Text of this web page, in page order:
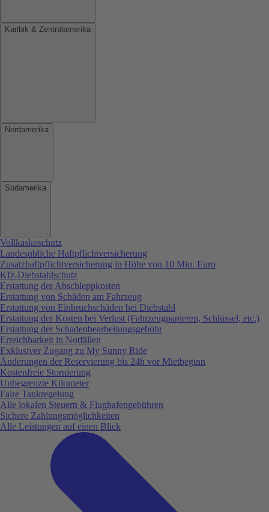
Karibik & Zentralamerika
Nordamerika
Südamerika
Vollkaskoschutz
Landesübliche Haftpflichtversicherung
Zusatzhaftpflichtversicherung in Höhe von 10 Mio. Euro
Kfz-Diebstahlschutz
Erstattung der Abschleppkosten
Erstattung von Schäden am Fahrzeug
Erstattung von Einbruchschäden bei Diebstahl
Erstattung der Kosten bei Verlust (Fahrzeugpapieren, Schlüssel, etc.)
Erstattung der Schadenbearbeitungsgebühr
Erreichbarkeit in Notfällen
Exklusiver Zugang zu My Sunny Ride
Änderungen der Reservierung bis 24h vor Mietbeginn
Kostenfreie Stornierung
Unbegrenzte Kilometer
Faire Tankregelung
Alle lokalen Steuern & Flughafengebühren
Sichere Zahlungsmöglichkeiten
Alle Leistungen auf einen Blick